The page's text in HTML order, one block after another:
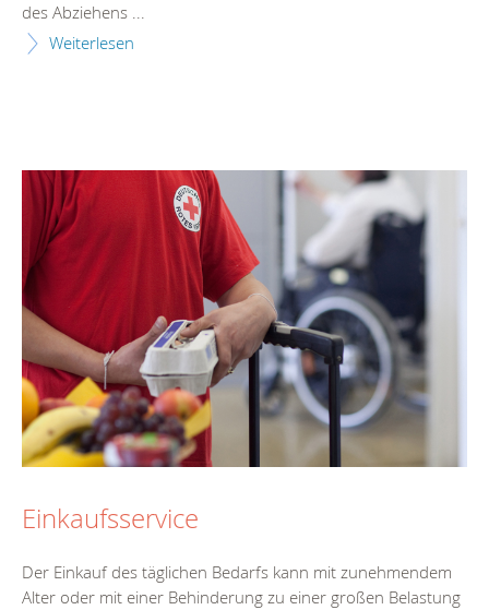
des Abziehens ...
Weiterlesen
Einkaufsservice
Der Einkauf des täglichen Bedarfs kann mit zunehmendem
Alter oder mit einer Behinderung zu einer großen Belastung